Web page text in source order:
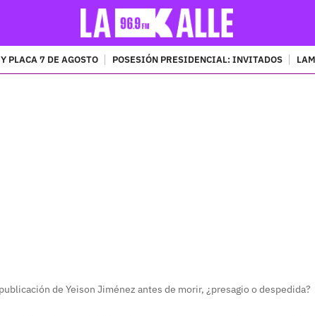
PLACA 7 DE AGOSTO POSESIÓN PRESIDENCIAL: INVITADOS
de Yeison Jiménez antes de morir, ¿presagio o despedida?